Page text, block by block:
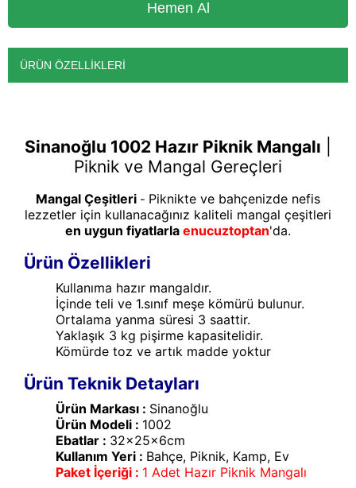
ÜRÜN ÖZELLIKLERI
Sinanoğlu 1002 Hazır Piknik Mangalı
Piknik ve Mangal Gereçleri
Mangal Çeşitleri - Piknikte ve bahçenizde nefis
lezzetler için kullanacağınız kaliteli mangal çeşitleri
en uygun fiyatlarla enucuztoptan'da.
Ürün Özellikleri
Kullanıma hazır mangaldır.
İçinde teli ve 1.sınıf meşe kömürü bulunur.
Ortalama yanma süresi 3 saattir.
Yaklaşık 3 kg pişirme kapasitelidir.
Kömürde toz ve artık madde yoktur
Ürün Teknik Detayları
Ürün Markası : Sinanoğlu
Ürün Modeli : 1002
Ebatlar : 32x25x6cm
Kullanım Yeri : Bahçe, Piknik, Kamp, Ev
Paket İçeriği : 1 Adet Hazır Piknik Mangalı